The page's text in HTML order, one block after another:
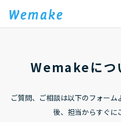
Wemakeにつ
ご質問、ご相談は以下のフォーム
後、担当からすぐに